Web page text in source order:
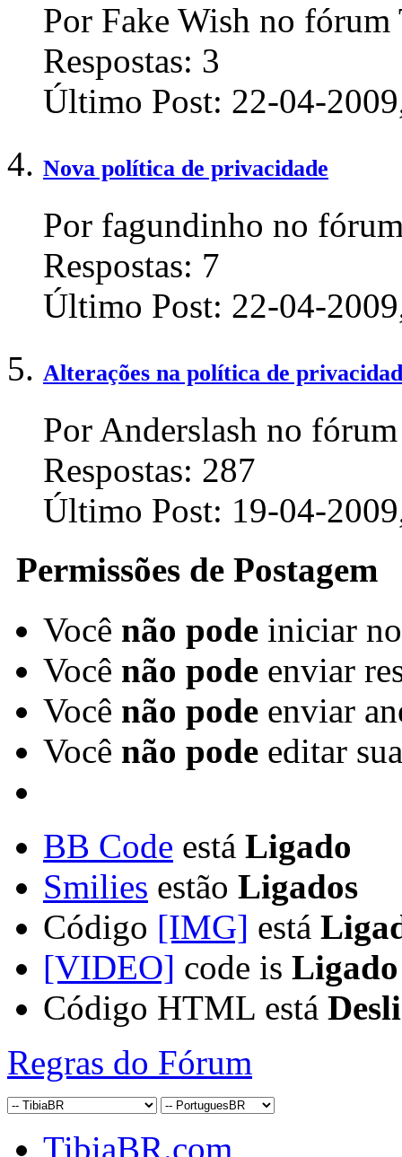
Por Fake Wish no
Respostas: 3
Último Post: 22-04-
Nova política de privacidade
Por fagundinho no
Respostas: 7
Último Post: 22-04-
Alterações na política de
Por Anderslash no
Respostas: 287
Último Post: 19-04-
Permissões de Postagem
Você não pode iniciar
Você não pode enviar
Você não pode enviar
Você não pode editar
BB Code está Ligado
Smilies estão Ligados
Código [IMG] está
[VIDEO] code is Ligado
Código HTML está
Regras do Fórum
TibiaBR.com